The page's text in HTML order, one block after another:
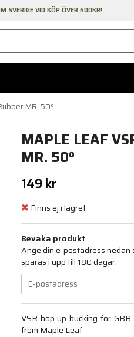
SVERIGE VID KÖP ÖVER 600KR!
MR. 50º
MAPLE LEAF
MR. 50º
149 kr
Finns ej i lagret
Bevaka produkt
Ange din e-postadress nedan
sparas i upp till 180 dagar.
VSR hop up bucking for
from Maple Leaf